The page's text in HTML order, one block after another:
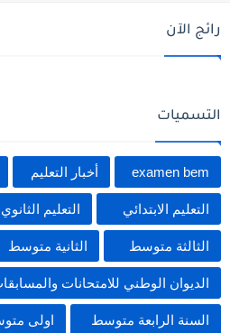
رائج الآن
التسميات
examen bem أخبار التعليم
التعليم الابتدائي التعليم الثانوي
الثالثة متوسط الثانية متوسط
الديوان الوطني للامتحانات
السنة الرابعة متوسط اولى